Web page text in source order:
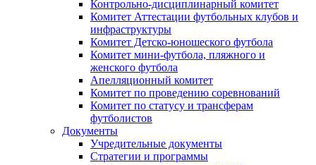
Контрольно-дисциплинарный комитет
Комитет Аттестации футбольных клубов и
инфраструктуры
Комитет Детско-юношеского футбола
Комитет мини-футбола, пляжного и
женского футбола
Апелляционный комитет
Комитет по проведению соревнований
Комитет по статусу и трансферам
футболистов
Документы
Учредительные документы
Стратегии и программы